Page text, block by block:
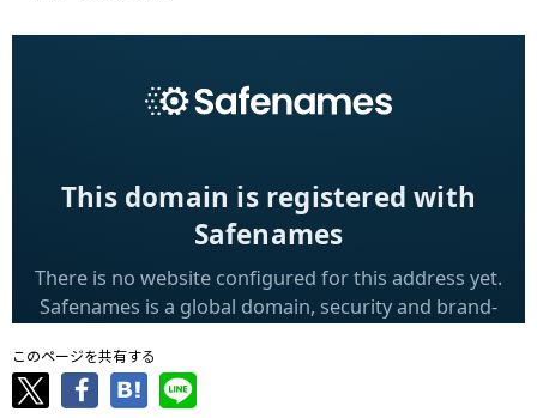
このページを共有する